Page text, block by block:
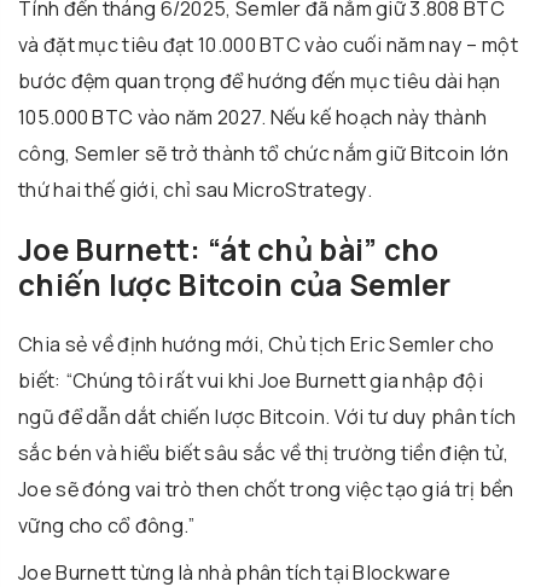
Tính đến tháng 6/2025, Semler đã nắm giữ 3.808 BTC
và đặt mục tiêu đạt 10.000 BTC vào cuối năm nay – một
bước đệm quan trọng để hướng đến mục tiêu dài hạn
105.000 BTC vào năm 2027. Nếu kế hoạch này thành
công, Semler sẽ trở thành tổ chức nắm giữ Bitcoin lớn
thứ hai thế giới, chỉ sau MicroStrategy.
Joe Burnett: “át chủ bài” cho
chiến lược Bitcoin của Semler
Chia sẻ về định hướng mới, Chủ tịch Eric Semler cho
biết: “Chúng tôi rất vui khi Joe Burnett gia nhập đội
ngũ để dẫn dắt chiến lược Bitcoin. Với tư duy phân tích
sắc bén và hiểu biết sâu sắc về thị trường tiền điện tử,
Joe sẽ đóng vai trò then chốt trong việc tạo giá trị bền
vững cho cổ đông.”
Joe Burnett từng là nhà phân tích tại Blockware